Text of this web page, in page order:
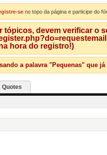
se no topo da página e participe do
devem verificar o
hora do registro!)
a palavra "Pequenas" que
Quotes